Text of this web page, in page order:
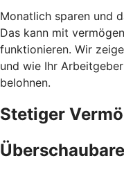
Monatlich sparen und
Das kann mit
funktionieren. Wir
und wie Ihr
belohnen.
Stetiger